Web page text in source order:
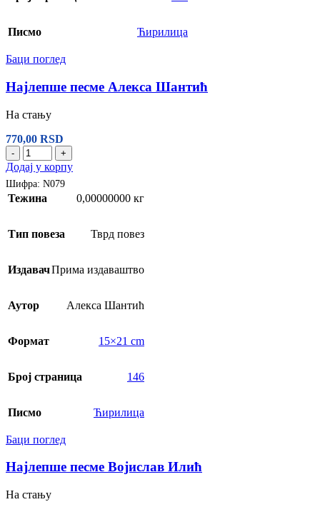
Писмо Ћирилица
Баци поглед
Најлепше песме Алекса Шантић
На стању
770,00 RSD
- +
Додај у корпу
Шифра: N079
Тежина 0,00000000 кг
Тип повеза Тврд повез
ИздавачПрима издаваштво
Аутор Алекса Шантић
Формат 15×21 cm
Број страница 146
Писмо Ћирилица
Баци поглед
Најлепше песме Војислав Илић
На стању